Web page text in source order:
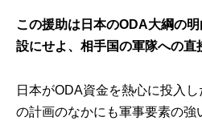
この援助は日本のODA大綱の
設にせよ、相手国の軍隊への直
日本がODA資金を熱心に投入
の計画のなかにも軍事要素の強